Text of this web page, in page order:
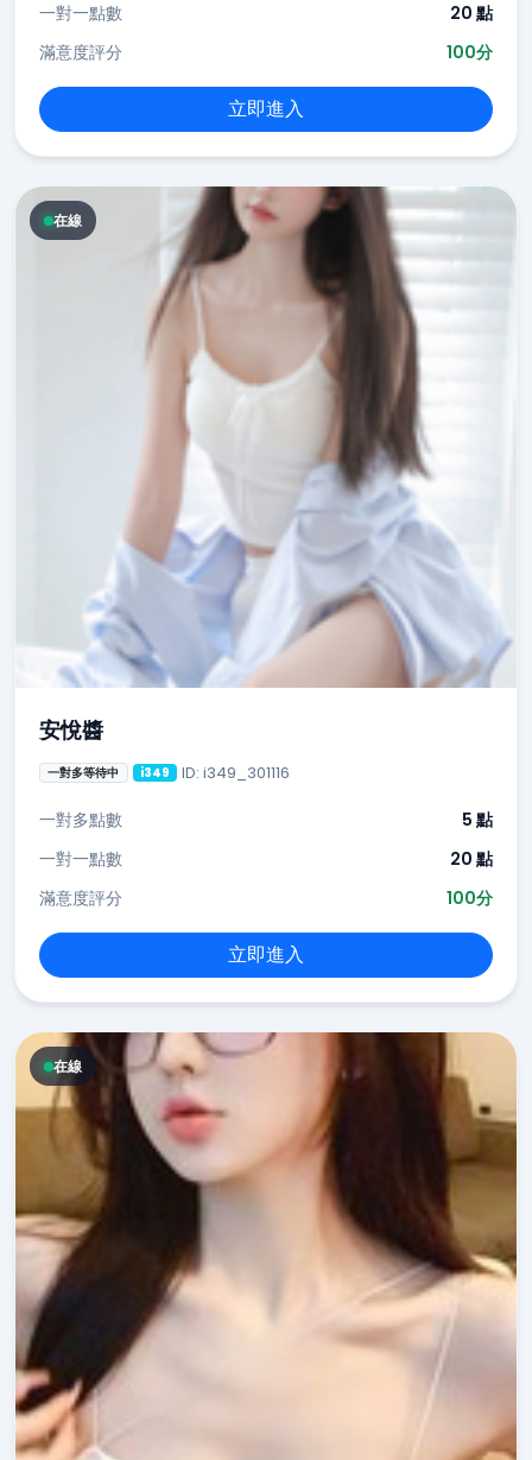
一對一點數
20 點
滿意度評分
100分
立即進入
在線
安悅醬
一對多等待中 i349 ID: i349_301116
一對多點數
5 點
一對一點數
20 點
滿意度評分
100分
立即進入
在線